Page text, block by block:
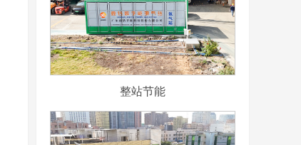
整站节能